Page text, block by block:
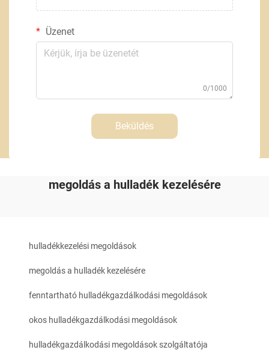
Üzenet
0/1000
Beküldés
megoldás a hulladék kezelésére
hulladékkezelési megoldások
megoldás a hulladék kezelésére
fenntartható hulladékgazdálkodási megoldások
okos hulladékgazdálkodási megoldások
hulladékgazdálkodási megoldások szolgáltatója